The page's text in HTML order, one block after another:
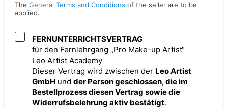
The General Terms and Conditions of the seller are to be
applied.
FERNUNTERRICHTSVERTRAG
für den Fernlehrgang „Pro Make-up Artist“
Leo Artist Academy
Dieser Vertrag wird zwischen der Leo Artist
GmbH und der Person geschlossen, die im
Bestellprozess diesen Vertrag sowie die
Widerrufsbelehrung aktiv bestätigt.